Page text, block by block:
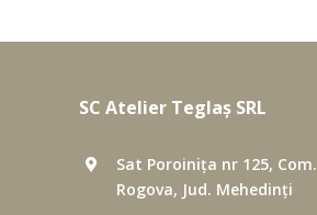
SC Atelier Teglaș SRL
Sat Poroinița nr 125, Com.
Rogova, Jud. Mehedinți